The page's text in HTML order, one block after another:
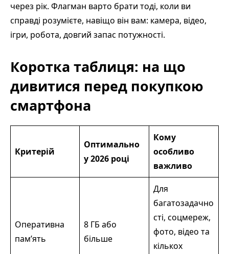
через рік. Флагман варто брати тоді, коли ви
справді розумієте, навіщо він вам: камера, відео,
ігри, робота, довгий запас потужності.
Коротка таблиця: на що
дивитися перед покупкою
смартфона
Критерій
Оптимально
у 2026 році
Кому
особливо
важливо
Оперативна
пам’ять
8 ГБ або
більше
Для
багатозадачно
сті, соцмереж,
фото, відео та
кількох